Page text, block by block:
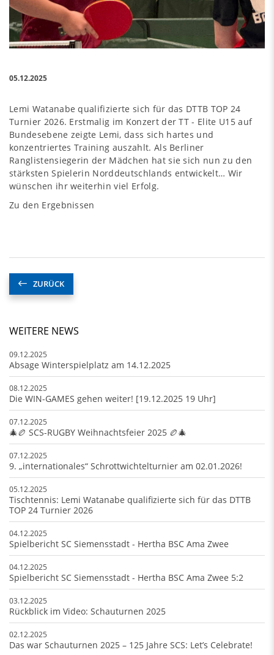
05.12.2025
Lemi Watanabe qualifizierte sich für das DTTB TOP 24
Turnier 2026. Erstmalig im Konzert der TT - Elite U15 auf
Bundesebene zeigte Lemi, dass sich hartes und
konzentriertes Training auszahlt. Als Berliner
Ranglistensiegerin der Mädchen hat sie sich nun zu den
stärksten Spielerin Norddeutschlands entwickelt… Wir
wünschen ihr weiterhin viel Erfolg.
Zu den Ergebnissen
ZURÜCK
WEITERE NEWS
09.12.2025
Absage Winterspielplatz am 14.12.2025
08.12.2025
Die WIN-GAMES gehen weiter! [19.12.2025 19 Uhr]
07.12.2025
🎄🏉 SCS-RUGBY Weihnachtsfeier 2025 🏉🎄
07.12.2025
9. „internationales“ Schrottwichtelturnier am 02.01.2026!
05.12.2025
Tischtennis: Lemi Watanabe qualifizierte sich für das DTTB
TOP 24 Turnier 2026
04.12.2025
Spielbericht SC Siemensstadt - Hertha BSC Ama Zwee
04.12.2025
Spielbericht SC Siemensstadt - Hertha BSC Ama Zwee 5:2
03.12.2025
Rückblick im Video: Schauturnen 2025
02.12.2025
Das war Schauturnen 2025 – 125 Jahre SCS: Let’s Celebrate!